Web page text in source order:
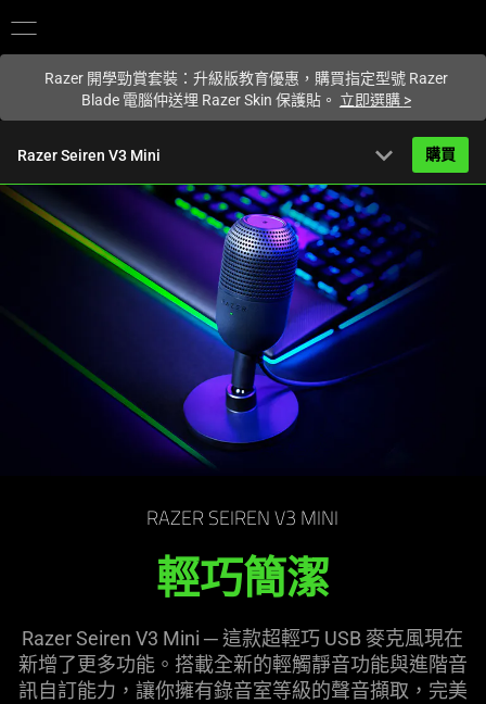
Razer 開學勁賞套裝：升級版教育優惠，購買指定型號 Razer
Blade 電腦仲送埋 Razer Skin 保護貼。 立即選購 >
Razer Seiren V3 Mini expand_more 購買
HK$399.00
產品簡介
this
element
RAZER SEIREN V3 MINI
輕巧簡潔
Razer Seiren V3 Mini ─ 這款超輕巧 USB 麥克風現在
新增了更多功能。搭載全新的輕觸靜音功能與進階音
訊自訂能力，讓你擁有錄音室等級的聲音擷取，完美